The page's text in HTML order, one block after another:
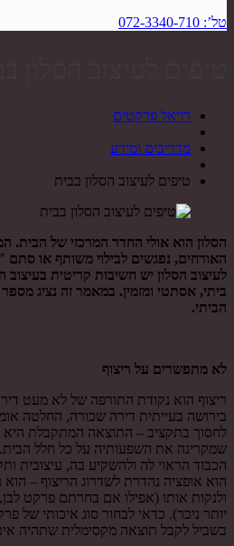
טל’: 072-3340-710
רויאל פרקטים
מדריכים ומידע
טיפים לעיצוב הסלון בבית
הסלון הוא אולי החדר המרכזי של הבית.
האורחים, נפגשים לבילוי משותף או סתם
לעיצוב הסלון יש חשיבות קריטית בעיצוב
ביתי, אסתטי ומזמין. במאמר זה נציג
הביתי.
לא מתפשרים על ריצוף
ריצוף הוא נקודת התורפה של לא מעט
בירושה בעייתית דירה שכורה, החלטה
לחסוך בתקציב – התוצאה המתקבלת היא
שמקרינה את השפעותיה על כל חלל
הכבוד הראוי לה ולהשקיע בה, עיצובית
הוא אופציה נהדרת לשדרוג הריצוף – הוא
ולנקות אותו (אפילו אם בחרתם פרקט
יותר ניכר). כדאי לבחור סוג איכותי של
בשביל לקבל תוצאה מקסימלית שתהיה